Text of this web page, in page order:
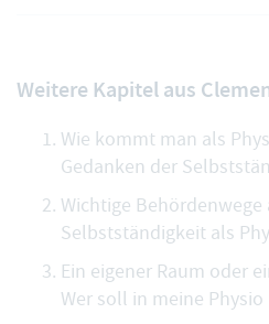
Weitere Kapitel aus
Wie kommt man als
Gedanken der
Wichtige Behördenwege
Selbstständigkeit als
Ein eigener Raum oder
Wer soll in meine